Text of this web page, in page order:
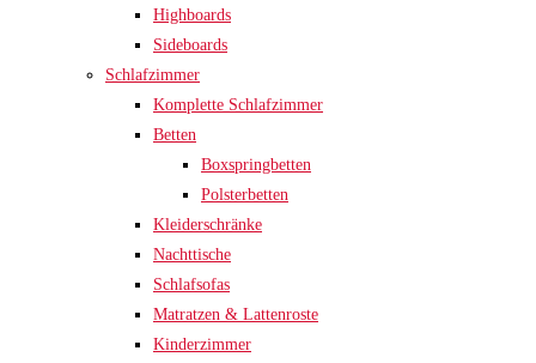
Highboards
Sideboards
Schlafzimmer
Komplette Schlafzimmer
Betten
Boxspringbetten
Polsterbetten
Kleiderschränke
Nachttische
Schlafsofas
Matratzen & Lattenroste
Kinderzimmer